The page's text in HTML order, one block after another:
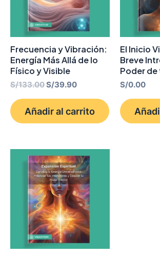
Frecuencia y Vibración:
Energía Más Allá de lo
Físico y Visible
S/133.00S/39.90
Añadir al carrito
El Inicio
Breve
Poder de
S/0.00